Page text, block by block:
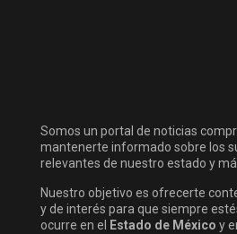
Somos un portal de noticias
mantenerte informado sobre los
relevantes de nuestro estado y
Nuestro objetivo es ofrecerte
y de interés para que siempre
ocurre en el
Estado de México y